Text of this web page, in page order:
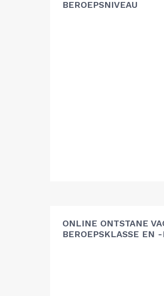
BEROEPSNIVEAU
ONLINE ONTSTANE
BEROEPSKLASSE EN